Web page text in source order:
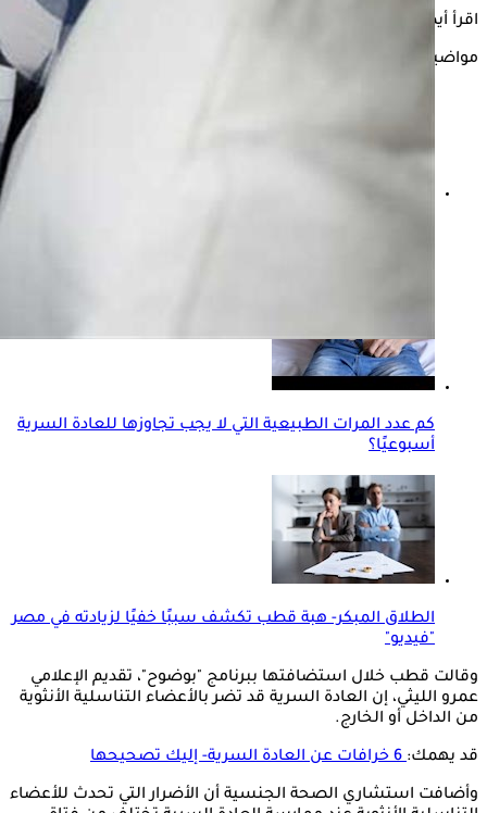
اقرأ أيضًا: س & ج.. كل ما تريد معرفته عن العادة السرية
مواضيع ذات صلة
كم عدد المرات الطبيعية التي لا يجب تجاوزها للعادة السرية
أسبوعيًا؟
الطلاق المبكر- هبة قطب تكشف سببًا خفيًا لزيادته في مصر
"فيديو"
وقالت قطب خلال استضافتها ببرنامج "بوضوح"، تقديم الإعلامي
عمرو الليثي، إن العادة السرية قد تضر بالأعضاء التناسلية الأنثوية
من الداخل أو الخارج.
قد يهمك:6 خرافات عن العادة السرية- إليك تصحيحها
وأضافت استشاري الصحة الجنسية أن الأضرار التي تحدث للأعضاء